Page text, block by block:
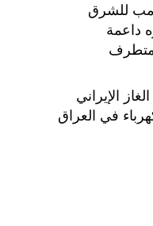
للشرق
داعمة
متطرف
الإيراني
في العراق